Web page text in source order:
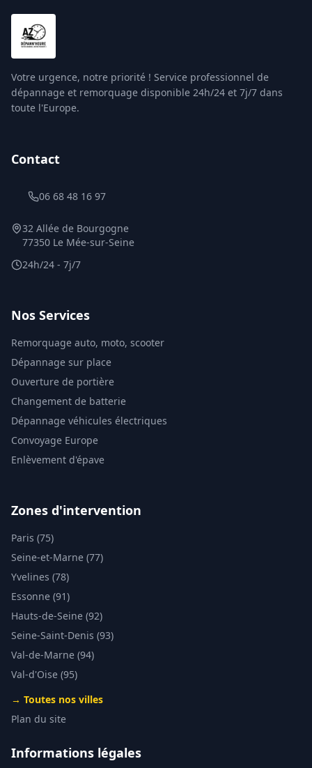
Votre urgence, notre priorité ! Service professionnel de
dépannage et remorquage disponible 24h/24 et 7j/7 dans
toute l'Europe.
Contact
06 68 48 16 97
32 Allée de Bourgogne
77350 Le Mée-sur-Seine
24h/24 - 7j/7
Nos Services
Remorquage auto, moto, scooter
Dépannage sur place
Ouverture de portière
Changement de batterie
Dépannage véhicules électriques
Convoyage Europe
Enlèvement d'épave
Zones d'intervention
Paris (75)
Seine-et-Marne (77)
Yvelines (78)
Essonne (91)
Hauts-de-Seine (92)
Seine-Saint-Denis (93)
Val-de-Marne (94)
Val-d'Oise (95)
→ Toutes nos villes
Plan du site
Informations légales